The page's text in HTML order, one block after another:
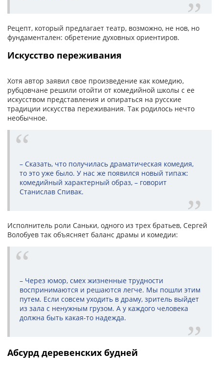
Рецепт, который предлагает театр, возможно, не нов, но
фундаментален: обретение духовных ориентиров.
Искусство переживания
Хотя автор заявил свое произведение как комедию,
рубцовчане решили отойти от комедийной школы с ее
искусством представления и опираться на русские
традиции искусства переживания. Так родилось нечто
необычное.
– Сказать, что получилась драматическая комедия,
то это уже было. У нас же появился новый типаж:
комедийный характерный образ, – говорит
Станислав Спивак.
Исполнитель роли Саньки, одного из трех братьев, Сергей
Волобуев так объясняет баланс драмы и комедии:
– Через юмор, смех жизненные трудности
воспринимаются и решаются легче. Мы пошли этим
путем. Если совсем уходить в драму, зритель выйдет
из зала с ненужным грузом. А у каждого человека
должна быть какая-то надежда.
Абсурд деревенских будней